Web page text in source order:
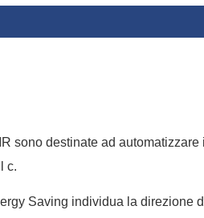
sono destinate ad
c.
Saving individua la direzione